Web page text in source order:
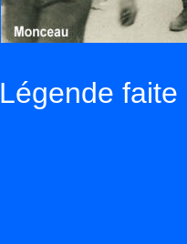
Légende